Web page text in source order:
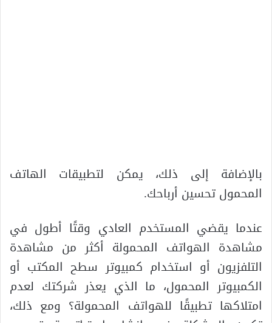
بالإضافة إلى ذلك، يمكن لتطبيقات الهاتف
المحمول تحسين أرباحك.
عندما يقضي المستخدم العادي وقتًا أطول في
مشاهدة الهواتف المحمولة أكثر من مشاهدة
التلفزيون أو استخدام كمبيوتر سطح المكتب أو
الكمبيوتر المحمول، ما الذي يعذر شركتك لعدم
امتلاكها تطبيقًا للهواتف المحمولة؟ ومع ذلك،